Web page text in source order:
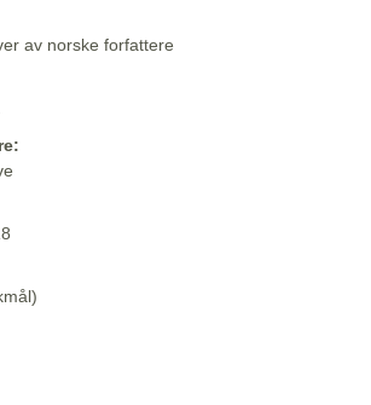
av norske forfattere